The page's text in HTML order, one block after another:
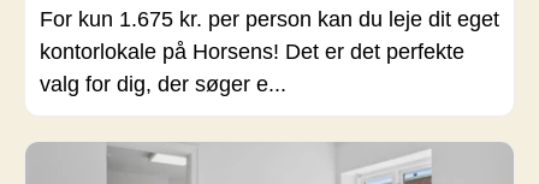
For kun 1.675 kr. per person kan du leje dit eget
kontorlokale på Horsens! Det er det perfekte
valg for dig, der søger e...